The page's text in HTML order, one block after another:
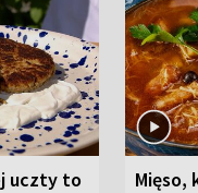
uczty to
Mięso,